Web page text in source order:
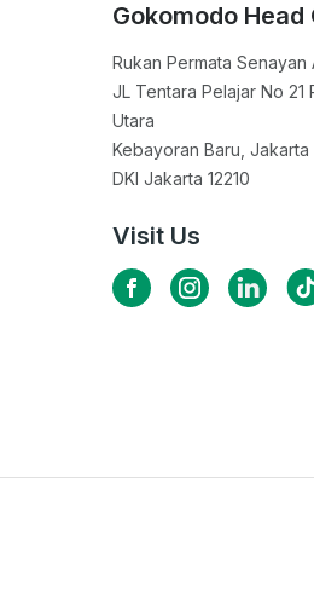
Gokomodo
Rukan Permata Senayan
JL Tentara Pelajar No 21
Utara
Kebayoran Baru, Jakarta
DKI Jakarta 12210
Visit Us